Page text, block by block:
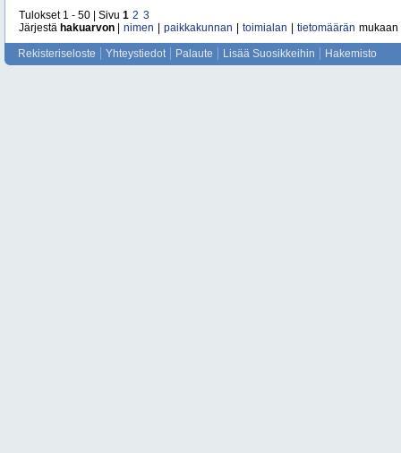
Tulokset 1 - 50 | Sivu 1 2 3
Järjestä hakuarvon nimen paikkakunnan toimialan tietomäärän mukaan
Rekisteriseloste Yhteystiedot Palaute Lisää Suosikkeihin Hakemisto